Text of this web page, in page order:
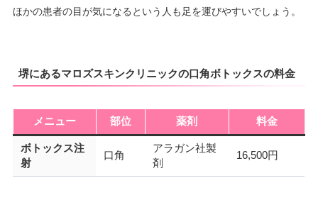
ほかの患者の目が気になるという人も足を運びやすいでしょう。
堺にあるマロズスキンクリニックの口角ボトックスの料金
メニュー 部位 薬剤 料金
ボトックス注
射
口角
アラガン社製
剤
16,500円